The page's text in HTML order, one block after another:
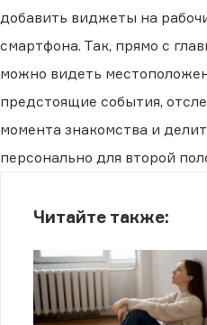
добавить виджеты на
смартфона. Так, прямо с
можно видеть
предстоящие события,
момента знакомства и
персонально для второй
Читайте также: